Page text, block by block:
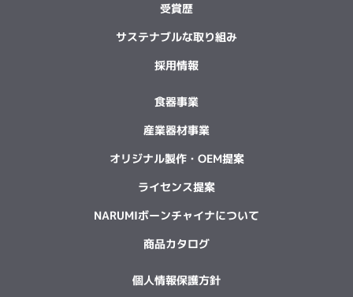
受賞歴
サステナブルな取り組み
採用情報
食器事業
産業器材事業
オリジナル製作・OEM提案
ライセンス提案
NARUMIボーンチャイナについて
商品カタログ
個人情報保護方針